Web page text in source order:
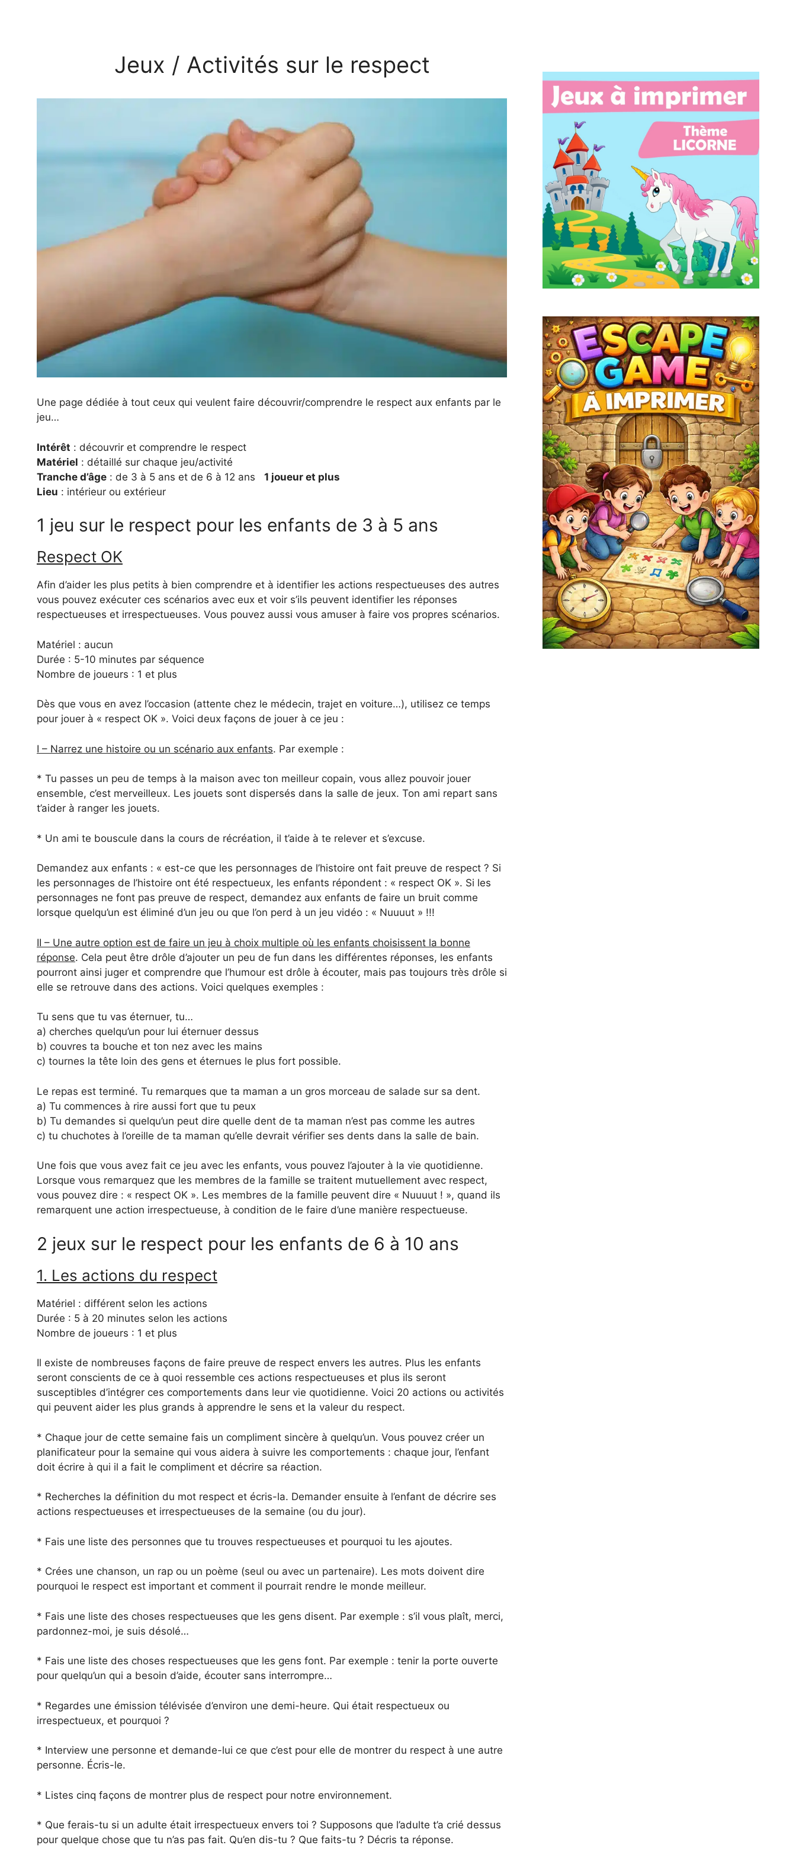
Jeux / Activités sur le respect
Une page dédiée à tout ceux qui veulent faire découvrir/comprendre le respect aux enfants par le
jeu…
Intérêt : découvrir et comprendre le respect
Matériel : détaillé sur chaque jeu/activité
Tranche d’âge : de 3 à 5 ans et de 6 à 12 ans 1 joueur et plus
Lieu : intérieur ou extérieur
1 jeu sur le respect pour les enfants de 3 à 5 ans
Respect OK
Afin d’aider les plus petits à bien comprendre et à identifier les actions respectueuses des autres
vous pouvez exécuter ces scénarios avec eux et voir s’ils peuvent identifier les réponses
respectueuses et irrespectueuses. Vous pouvez aussi vous amuser à faire vos propres scénarios.
Matériel : aucun
Durée : 5-10 minutes par séquence
Nombre de joueurs : 1 et plus
Dès que vous en avez l’occasion (attente chez le médecin, trajet en voiture…), utilisez ce temps
pour jouer à « respect OK ». Voici deux façons de jouer à ce jeu :
I – Narrez une histoire ou un scénario aux enfants. Par exemple :
* Tu passes un peu de temps à la maison avec ton meilleur copain, vous allez pouvoir jouer
ensemble, c’est merveilleux. Les jouets sont dispersés dans la salle de jeux. Ton ami repart sans
t’aider à ranger les jouets.
* Un ami te bouscule dans la cours de récréation, il t’aide à te relever et s’excuse.
Demandez aux enfants : « est-ce que les personnages de l’histoire ont fait preuve de respect ? Si
les personnages de l’histoire ont été respectueux, les enfants répondent : « respect OK ». Si les
personnages ne font pas preuve de respect, demandez aux enfants de faire un bruit comme
lorsque quelqu’un est éliminé d’un jeu ou que l’on perd à un jeu vidéo : « Nuuuut » !!!
II – Une autre option est de faire un jeu à choix multiple où les enfants choisissent la bonne
réponse. Cela peut être drôle d’ajouter un peu de fun dans les différentes réponses, les enfants
pourront ainsi juger et comprendre que l’humour est drôle à écouter, mais pas toujours très drôle si
elle se retrouve dans des actions. Voici quelques exemples :
Tu sens que tu vas éternuer, tu…
a) cherches quelqu’un pour lui éternuer dessus
b) couvres ta bouche et ton nez avec les mains
c) tournes la tête loin des gens et éternues le plus fort possible.
Le repas est terminé. Tu remarques que ta maman a un gros morceau de salade sur sa dent.
a) Tu commences à rire aussi fort que tu peux
b) Tu demandes si quelqu’un peut dire quelle dent de ta maman n’est pas comme les autres
c) tu chuchotes à l’oreille de ta maman qu’elle devrait vérifier ses dents dans la salle de bain.
Une fois que vous avez fait ce jeu avec les enfants, vous pouvez l’ajouter à la vie quotidienne.
Lorsque vous remarquez que les membres de la famille se traitent mutuellement avec respect,
vous pouvez dire : « respect OK ». Les membres de la famille peuvent dire « Nuuuut ! », quand ils
remarquent une action irrespectueuse, à condition de le faire d’une manière respectueuse.
2 jeux sur le respect pour les enfants de 6 à 10 ans
1. Les actions du respect
Matériel : différent selon les actions
Durée : 5 à 20 minutes selon les actions
Nombre de joueurs : 1 et plus
Il existe de nombreuses façons de faire preuve de respect envers les autres. Plus les enfants
seront conscients de ce à quoi ressemble ces actions respectueuses et plus ils seront
susceptibles d’intégrer ces comportements dans leur vie quotidienne. Voici 20 actions ou activités
qui peuvent aider les plus grands à apprendre le sens et la valeur du respect.
* Chaque jour de cette semaine fais un compliment sincère à quelqu’un. Vous pouvez créer un
planificateur pour la semaine qui vous aidera à suivre les comportements : chaque jour, l’enfant
doit écrire à qui il a fait le compliment et décrire sa réaction.
* Recherches la définition du mot respect et écris-la. Demander ensuite à l’enfant de décrire ses
actions respectueuses et irrespectueuses de la semaine (ou du jour).
* Fais une liste des personnes que tu trouves respectueuses et pourquoi tu les ajoutes.
* Crées une chanson, un rap ou un poème (seul ou avec un partenaire). Les mots doivent dire
pourquoi le respect est important et comment il pourrait rendre le monde meilleur.
* Fais une liste des choses respectueuses que les gens disent. Par exemple : s’il vous plaît, merci,
pardonnez-moi, je suis désolé…
* Fais une liste des choses respectueuses que les gens font. Par exemple : tenir la porte ouverte
pour quelqu’un qui a besoin d’aide, écouter sans interrompre…
* Regardes une émission télévisée d’environ une demi-heure. Qui était respectueux ou
irrespectueux, et pourquoi ?
* Interview une personne et demande-lui ce que c’est pour elle de montrer du respect à une autre
personne. Écris-le.
* Listes cinq façons de montrer plus de respect pour notre environnement.
* Que ferais-tu si un adulte était irrespectueux envers toi ? Supposons que l’adulte t’a crié dessus
pour quelque chose que tu n’as pas fait. Qu’en dis-tu ? Que faits-tu ? Décris ta réponse.